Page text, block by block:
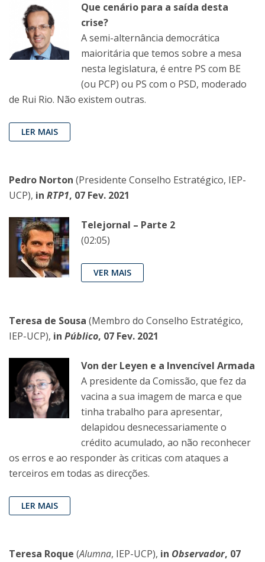
Que cenário para a saída desta
crise?
A semi-alternância democrática
maioritária que temos sobre a mesa
nesta legislatura, é entre PS com BE
(ou PCP) ou PS com o PSD, moderado
de Rui Rio. Não existem outras.
LER MAIS
Pedro Norton (Presidente Conselho Estratégico, IEP-
UCP), in RTP1, 07 Fev. 2021
Telejornal – Parte 2
(02:05)
VER MAIS
Teresa de Sousa (Membro do Conselho Estratégico,
IEP-UCP), in Público, 07 Fev. 2021
Von der Leyen e a Invencível Armada
A presidente da Comissão, que fez da
vacina a sua imagem de marca e que
tinha trabalho para apresentar,
delapidou desnecessariamente o
crédito acumulado, ao não reconhecer
os erros e ao responder às criticas com ataques a
terceiros em todas as direcções.
LER MAIS
Teresa Roque (Alumna, IEP-UCP), in Observador, 07